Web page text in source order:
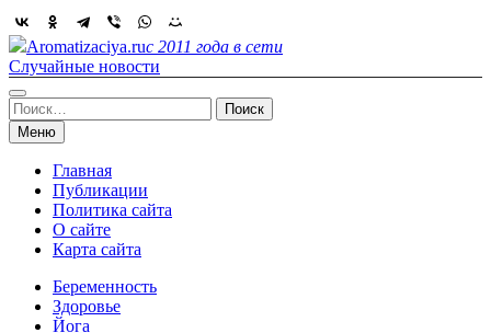
Skip
to
content
Aromatizaciya.ruс 2011 года в сети
Случайные новости
Найти:
Меню
Главная
Публикации
Политика сайта
О сайте
Карта сайта
Беременность
Здоровье
Йога